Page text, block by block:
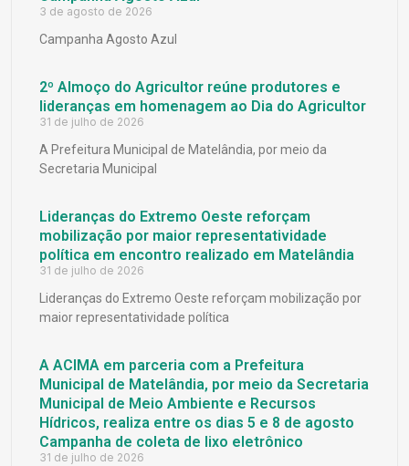
3 de agosto de 2026
Campanha Agosto Azul
2º Almoço do Agricultor reúne produtores e
lideranças em homenagem ao Dia do Agricultor
31 de julho de 2026
A Prefeitura Municipal de Matelândia, por meio da
Secretaria Municipal
Lideranças do Extremo Oeste reforçam
mobilização por maior representatividade
política em encontro realizado em Matelândia
31 de julho de 2026
Lideranças do Extremo Oeste reforçam mobilização por
maior representatividade política
A ACIMA em parceria com a Prefeitura
Municipal de Matelândia, por meio da Secretaria
Municipal de Meio Ambiente e Recursos
Hídricos, realiza entre os dias 5 e 8 de agosto
Campanha de coleta de lixo eletrônico
31 de julho de 2026